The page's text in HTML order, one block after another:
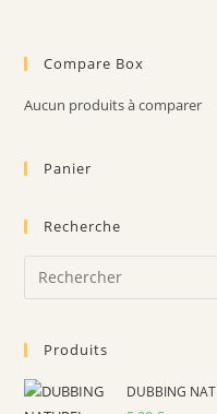
Compare Box
Aucun produits à comparer
Panier
Recherche
Produits
DUBBING